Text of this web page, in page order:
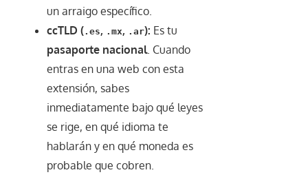
un arraigo específico.
ccTLD (.es, .mx, .ar): Es tu
pasaporte nacional. Cuando
entras en una web con esta
extensión, sabes
inmediatamente bajo qué leyes
se rige, en qué idioma te
hablarán y en qué moneda es
probable que cobren.